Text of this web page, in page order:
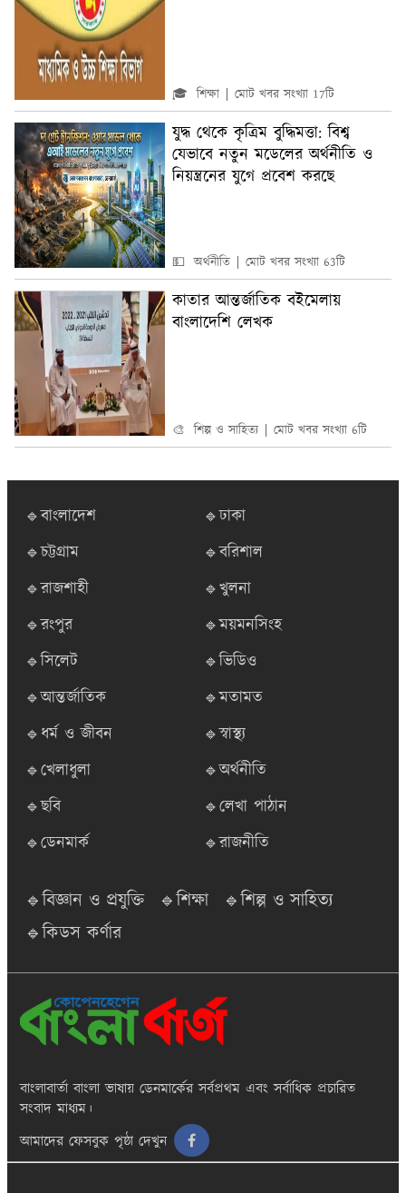
🎓 শিক্ষা মোট খবর সংখ্যা 17টি
যুদ্ধ থেকে কৃত্রিম বুদ্ধিমত্তা: বিশ্ব
যেভাবে নতুন মডেলের অর্থনীতি ও
নিয়ন্ত্রনের যুগে প্রবেশ করছে
💵 অর্থনীতি মোট খবর সংখ্যা 63টি
কাতার আন্তর্জাতিক বইমেলায়
বাংলাদেশি লেখক
🎨 শিল্প ও সাহিত্য মোট খবর সংখ্যা 6টি
🔹বাংলাদেশ
🔹ঢাকা
🔹চট্টগ্রাম
🔹বরিশাল
🔹রাজশাহী
🔹খুলনা
🔹রংপুর
🔹ময়মনসিংহ
🔹সিলেট
🔹ভিডিও
🔹আন্তর্জাতিক
🔹মতামত
🔹ধর্ম ও জীবন
🔹স্বাস্থ্য
🔹খেলাধুলা
🔹অর্থনীতি
🔹ছবি
🔹লেখা পাঠান
🔹ডেনমার্ক
🔹রাজনীতি
🔹বিজ্ঞান ও প্রযুক্তি 🔹শিক্ষা
🔹শিল্প ও সাহিত্য
🔹কিডস কর্ণার
বাংলাবার্তা বাংলা ভাষায় ডেনমার্কের সর্বপ্রথম এবং সর্বাধিক প্রচারিত
সংবাদ মাধ্যম।
আমাদের ফেসবুক পৃষ্ঠা দেখুন